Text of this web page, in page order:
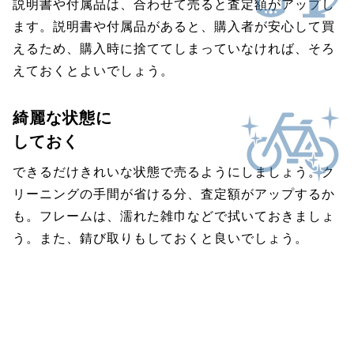
説明書や付属品は、合わせて売ると査定額がアップし
ます。説明書や付属品があると、購入者が安心して買
えるため、購入時に捨ててしまっていなければ、そろ
えておくとよいでしょう。
綺麗な状態に
しておく
できるだけきれいな状態で売るようにしましょう。ク
リーニングの手間が省ける分、査定額がアップするか
も。フレームは、濡れた雑巾などで拭いておきましょ
う。また、錆び取りもしておくと良いでしょう。